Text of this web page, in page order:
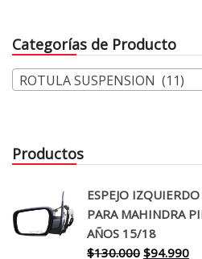
Categorías de Producto
ROTULA SUSPENSION (11)
Productos
ESPEJO
PARA MAHINDRA
AÑOS 15/18
$130.000 El
$94.990El